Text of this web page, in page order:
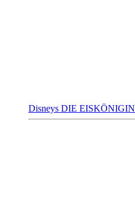
Disneys DIE EISKÖNIGIN